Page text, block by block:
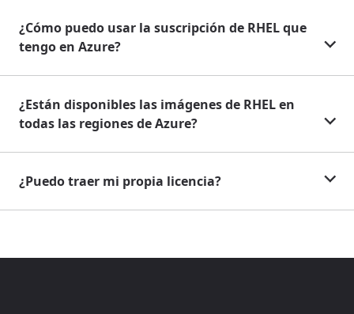
¿Cómo puedo usar la suscripción de RHEL que
tengo en Azure?
¿Están disponibles las imágenes de RHEL en
todas las regiones de Azure?
¿Puedo traer mi propia licencia?